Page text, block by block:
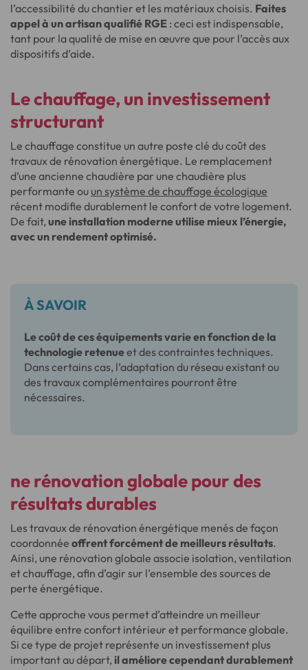
l’accessibilité du chantier et les matériaux choisis. Faites
appel à un artisan qualifié RGE : ceci est indispensable,
tant pour la qualité de mise en œuvre que pour l’accès aux
dispositifs d’aide.
Le chauffage, un investissement
structurant
Le chauffage constitue un autre poste clé du coût des
travaux de rénovation énergétique. Le remplacement
d’une ancienne chaudière par une chaudière plus
performante ou un système de chauffage écologique
récent modifie durablement le confort de votre logement.
De fait,une installation moderne utilise mieux l’énergie,
avec un rendement optimisé.
À SAVOIR
Le coût de ces équipements varie en fonction de la
technologie retenueet des contraintes techniques.
Dans certains cas, l’adaptation du réseau existant ou
des travaux complémentaires pourront être
nécessaires.
ne rénovation globale pour des
résultats durables
Les travaux de rénovation énergétique menés de façon
coordonnée offrent forcément de meilleurs résultats.
Ainsi, une rénovation globale associe isolation, ventilation
et chauffage, afin d’agir sur l’ensemble des sources de
perte énergétique.
Cette approche vous permet d’atteindre un meilleur
équilibre entre confort intérieur et performance globale.
Si ce type de projet représente un investissement plus
important au départ, il améliore cependant durablement